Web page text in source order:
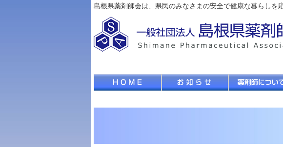
島根県薬剤師会は、県民のみなさまの安全で健康な暮らしを